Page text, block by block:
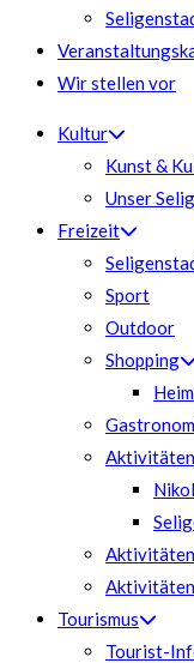
Wir stellen vor
Kultur
Kunst &
Unser
Freizeit
Sport
Outdoor
Shopping
Tourismus
Tourist-